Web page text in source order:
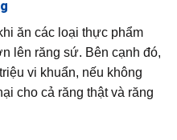
ăn các loại thực phẩm
lên răng sứ. Bên cạnh đó,
vi khuẩn, nếu không
cho cả răng thật và răng